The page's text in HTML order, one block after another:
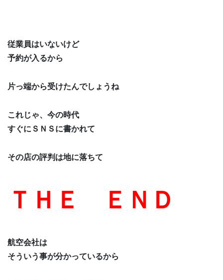
従業員はいないけど
予約が入るから
片っ端から受けたんでしょうね
これじゃ、今の時代
すぐにＳＮＳに書かれて
その店の評判は地に落ちて
ＴＨＥ ＥＮＤ
航空会社は
そういう事が分かっているから